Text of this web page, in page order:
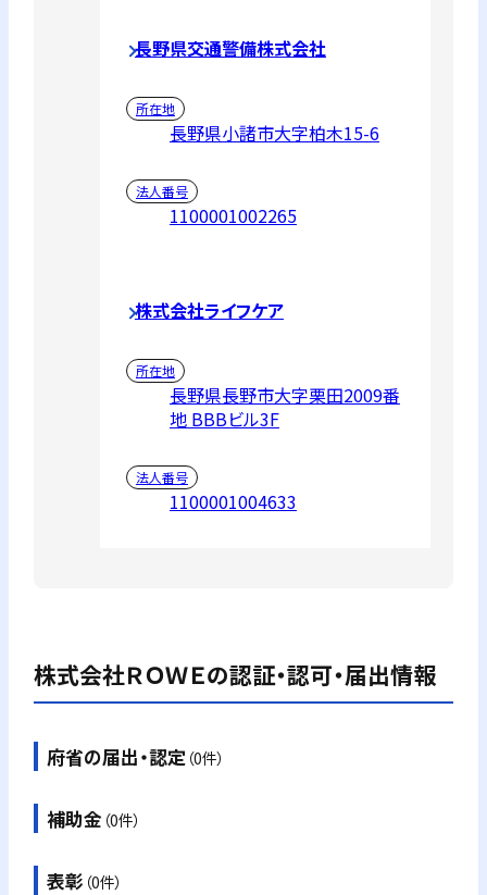
長野県交通警備株式会社
所在地
長野県小諸市大字柏木15-6
法人番号
1100001002265
株式会社ライフケア
所在地
長野県長野市大字栗田2009番
地 BBBビル3F
法人番号
1100001004633
株式会社ＲＯＷＥの認証・認可・届出情報
府省の届出・認定 （0件）
補助金 （0件）
表彰 （0件）